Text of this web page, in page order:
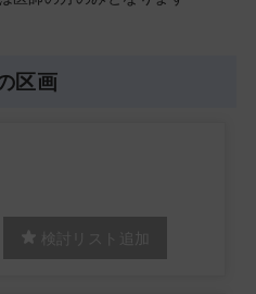
区画
検討リスト追加